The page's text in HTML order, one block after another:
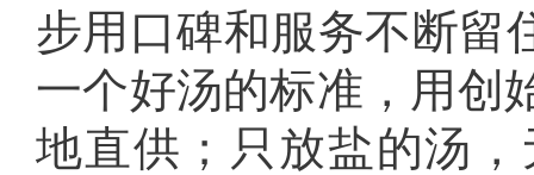
步用口碑和服务不断留
一个好汤的标准，用创
地直供；只放盐的汤